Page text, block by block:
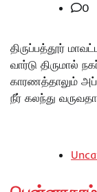
0
திருப்பத்தூர்
வார்டு திருமால்
காரணத்தாலும்
நீர் கலந்து